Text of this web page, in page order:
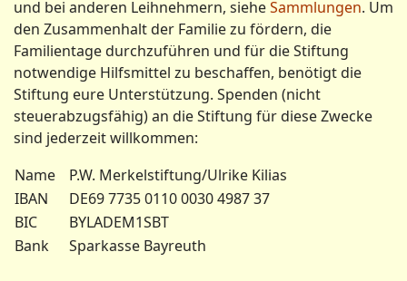
und bei anderen Leihnehmern, sieheSammlungen. Um
den Zusammenhalt der Familie zu fördern, die
Familientage durchzuführen und für die Stiftung
notwendige Hilfsmittel zu beschaffen, benötigt die
Stiftung eure Unterstützung. Spenden (nicht
steuerabzugsfähig) an die Stiftung für diese Zwecke
sind jederzeit willkommen:
Name
P.W. Merkelstiftung/Ulrike Kilias
IBAN
DE69 7735 0110 0030 4987 37
BIC
BYLADEM1SBT
Bank
Sparkasse Bayreuth